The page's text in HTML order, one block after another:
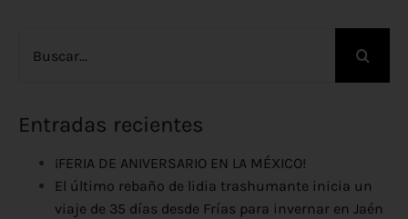
Entradas recientes
¡FERIA DE ANIVERSARIO EN LA MÉXICO!
El último rebaño de lidia trashumante inicia un
viaje de 35 días desde Frías para invernar en Jaén